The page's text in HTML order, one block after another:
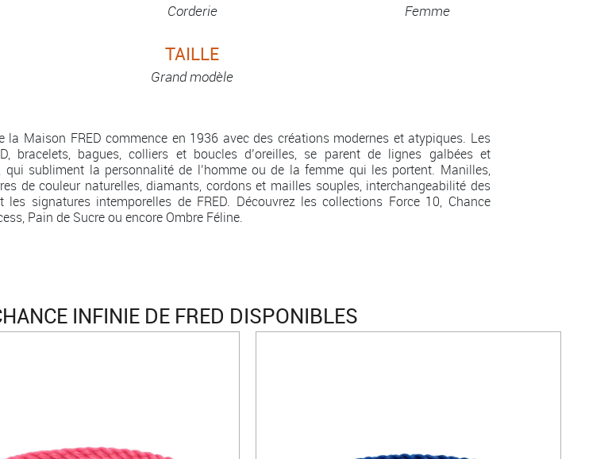
Corderie Femme
TAILLE
Grand modèle
la Maison FRED commence en 1936 avec des créations modernes et atypiques. Les
bracelets, bagues, colliers et boucles d’oreilles, se parent de lignes galbées et
qui subliment la personnalité de l’homme ou de la femme qui les portent. Manilles,
de couleur naturelles, diamants, cordons et mailles souples, interchangeabilité des
les signatures intemporelles de FRED. Découvrez les collections Force 10, Chance
Pain de Sucre ou encore Ombre Féline.
INFINIE DE FRED DISPONIBLES